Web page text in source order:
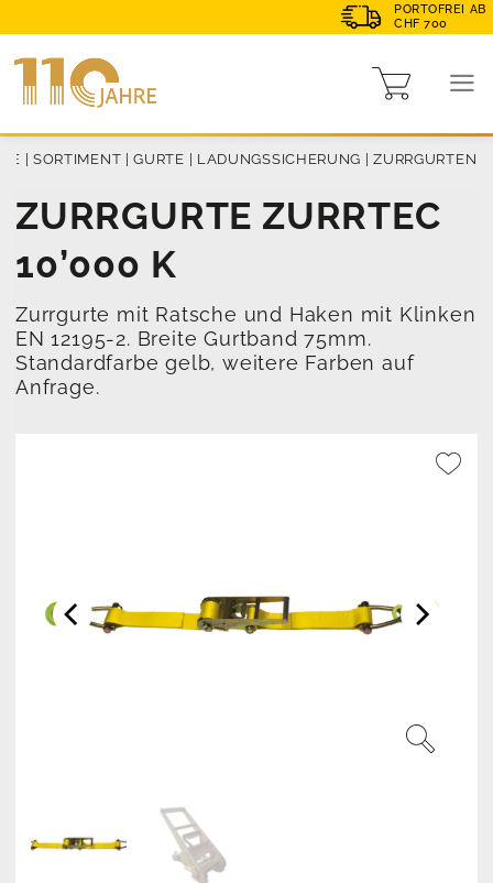
PORTOFREI AB
CHF 700
| SORTIMENT |GURTE | LADUNGSSICHERUNG |ZURRGURTEN
ZURRGURTE ZURRTEC
10’000 K
Zurrgurte mit Ratsche und Haken mit Klinken
EN 12195-2. Breite Gurtband 75mm.
Standardfarbe gelb, weitere Farben auf
Anfrage.